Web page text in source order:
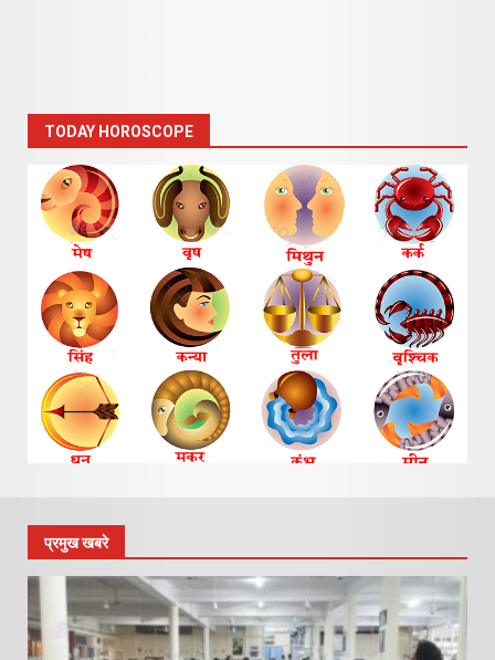
TODAY HOROSCOPE
प्रमुख खबरे